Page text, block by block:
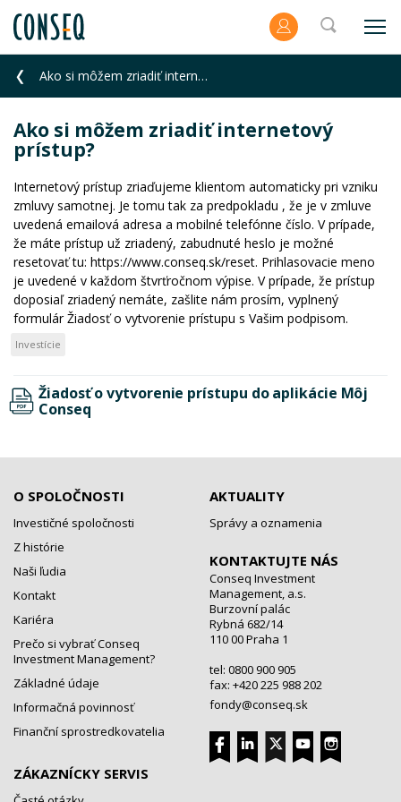
Ako si môžem zriadiť internetový prístup?
Ako si môžem zriadiť internetový
prístup?
Internetový prístup zriaďujeme klientom automaticky pri vzniku
zmluvy samotnej. Je tomu tak za predpokladu , že je v zmluve
uvedená emailová adresa a mobilné telefónne číslo. V prípade,
že máte prístup už zriadený, zabudnuté heslo je možné
resetovať tu: https://www.conseq.sk/reset. Prihlasovacie meno
je uvedené v každom štvrťročnom výpise. V prípade, že prístup
doposiaľ zriadený nemáte, zašlite nám prosím, vyplnený
formulár Žiadosť o vytvorenie prístupu s Vašim podpisom.
Investície
Žiadosť o vytvorenie prístupu do aplikácie Môj
Conseq
O SPOLOČNOSTI
Investičné spoločnosti
Z histórie
Naši ľudia
Kontakt
Kariéra
Prečo si vybrať Conseq
Investment Management?
Základné údaje
Informačná povinnosť
Finanční sprostredkovatelia
ZÁKAZNÍCKY SERVIS
AKTUALITY
Správy a oznamenia
KONTAKTUJTE NÁS
Conseq Investment
Management, a.s.
Burzovní palác
Rybná 682/14
110 00 Praha 1
tel: 0800 900 905
fax: +420 225 988 202
fondy@conseq.sk